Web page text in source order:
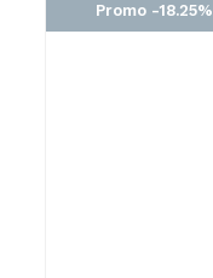
Promo -18.25%